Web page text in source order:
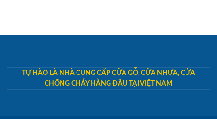
TỰ HÀO LÀ NHÀ CUNG CẤP CỬA GỖ, CỬA NHỰA, CỬA
CHỐNG CHÁY HÀNG ĐẦU TẠI VIỆT NAM